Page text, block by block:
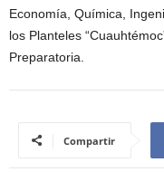
Economía, Química,
los Planteles
Preparatoria.
Compartir